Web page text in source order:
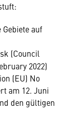
auf
(Council
2022)
(EU) No
am 12. Juni
den gültigen